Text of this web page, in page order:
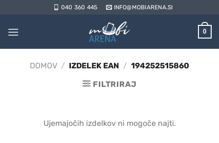
vsebino
040 360 445 INFO@MOBIARENA.SI
0
DOMOV / IZDELEK EAN / 194252515860
FILTRIRAJ
Ujemajočih izdelkov ni mogoče najti.